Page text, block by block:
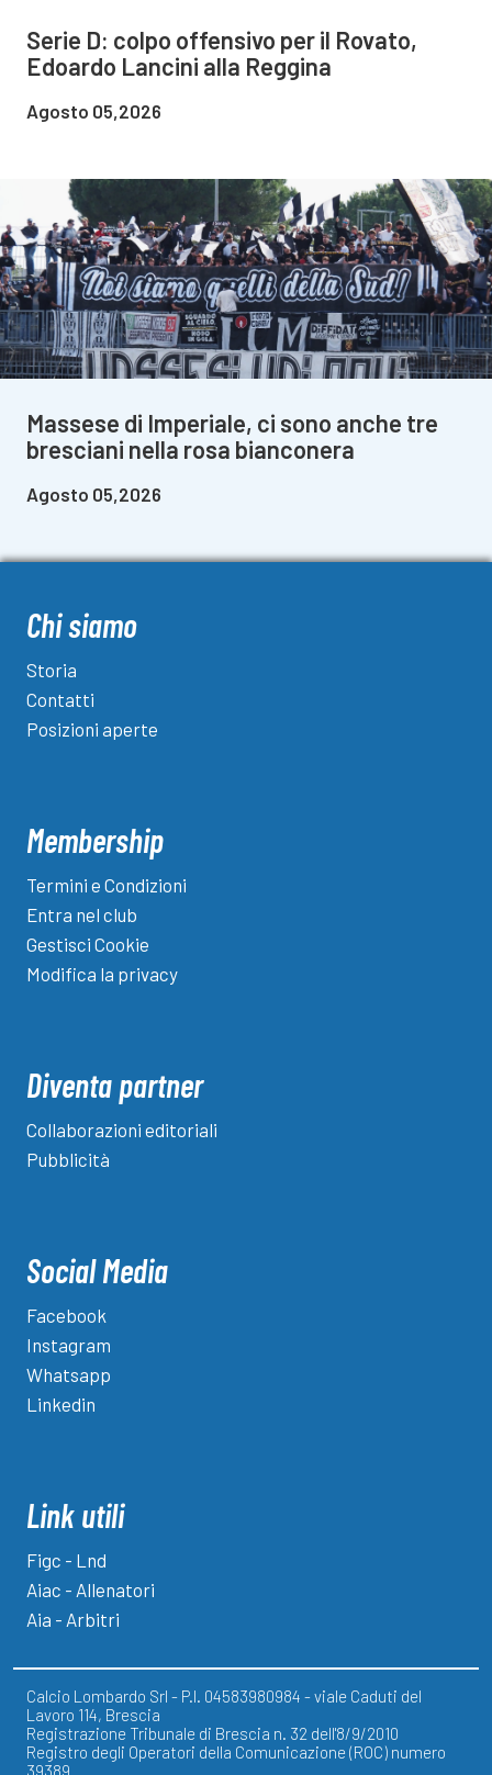
Serie D: colpo offensivo per il Rovato,
Edoardo Lancini alla Reggina
Agosto 05,2026
Massese di Imperiale, ci sono anche tre
bresciani nella rosa bianconera
Agosto 05,2026
Chi siamo
Storia
Contatti
Posizioni aperte
Membership
Termini e Condizioni
Entra nel club
Gestisci Cookie
Modifica la privacy
Diventa partner
Collaborazioni editoriali
Pubblicità
Social Media
Facebook
Instagram
Whatsapp
Linkedin
Link utili
Figc - Lnd
Aiac - Allenatori
Aia - Arbitri
Calcio Lombardo Srl - P.I. 04583980984 - viale Caduti del
Lavoro 114, Brescia
Registrazione Tribunale di Brescia n. 32 dell'8/9/2010
Registro degli Operatori della Comunicazione (ROC) numero
39389